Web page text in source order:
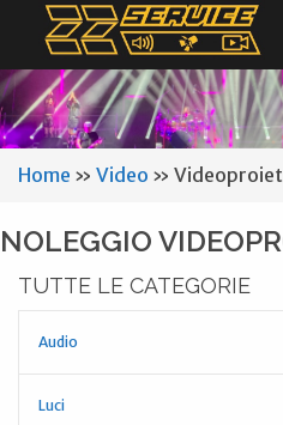
Home » Video »
NOLEGGIO
TUTTE LE CATEGORIE
Audio
Luci